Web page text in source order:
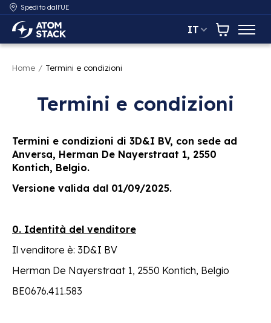
Spedito dall'UE
AtomStack Europe IT Carrello
Home / Termini e condizioni
Termini e condizioni
Termini e condizioni di 3D&I BV, con sede ad
Anversa, Herman De Nayerstraat 1, 2550
Kontich, Belgio.
Versione valida dal 01/09/2025.
0. Identità del venditore
Il venditore è: 3D&I BV
Herman De Nayerstraat 1, 2550 Kontich, Belgio
BE0676.411.583